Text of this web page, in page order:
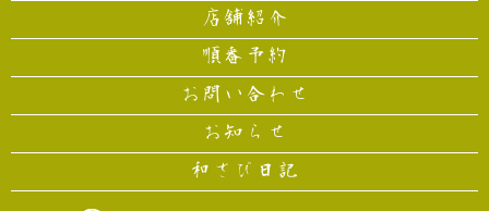
店舗紹介
順番予約
お問い合わせ
お知らせ
和さび日記